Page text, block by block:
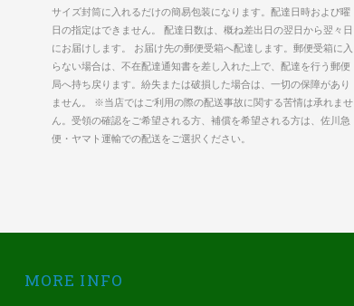
サイズ封筒に入れるだけの簡易包装になります。配達日時および曜
日の指定はできません。 配達日数は、概ね差出日の翌日から翌々日
にお届けします。 お届け先の郵便受箱へ配達します。郵便受箱に入
らない場合は、不在配達通知書を差し入れた上で、配達を行う郵便
局へ持ち戻ります。紛失または破損した場合は、一切の保障があり
ません。 ※当店ではご利用の際の配送事故に関する苦情は承れませ
ん。受領の確認をご希望される方、補償を希望される方は、佐川急
便・ヤマト運輸での配送をご選択ください。
MORE INFO